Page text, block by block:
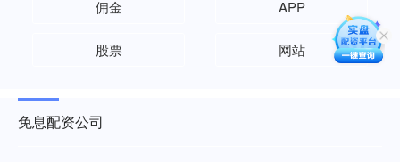
佣金 APP
股票 网站
免息配资公司